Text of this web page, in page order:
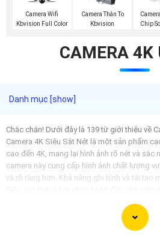
Camera Wifi
Kbvision Full Color
Camera Thân To
Kbvision
Chip
CAMERA 4K
Chắc chắn! Dưới đây là 139 từ giới thiệu về
Camera 4K Siêu Sắt Nét là một sản phẩm
cao đến 4K, mang lại hình ảnh rõ nét và sắc
camera này cung cấp hình ảnh chất lượng
và rõ ràng hơn. Khả năng ghi hình và tái tạo
đáp ứng nhu cầu của bạn. Đảm bảo an ninh
hoặc doanh nghiệp của bạn với Camera 4K